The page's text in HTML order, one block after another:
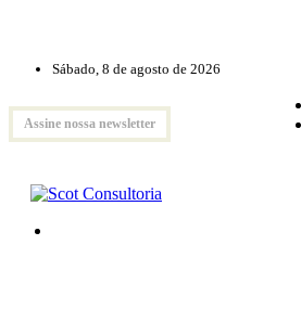
Sábado, 8 de agosto de 2026
Assine nossa newsletter